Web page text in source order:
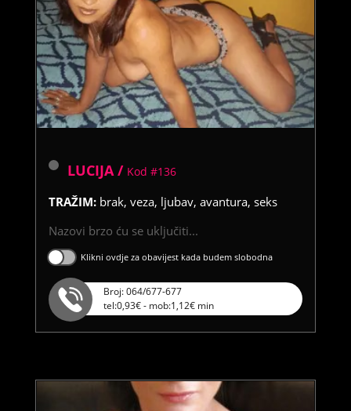
LUCIJA / Kod #136
TRAŽIM: brak, veza, ljubav, avantura, seks
Nazovi brzo ću se uključiti...
Klikni ovdje za obavijest kada budem slobodna
Broj: 064/677-677
tel:0,93€ - mob:1,12€ min